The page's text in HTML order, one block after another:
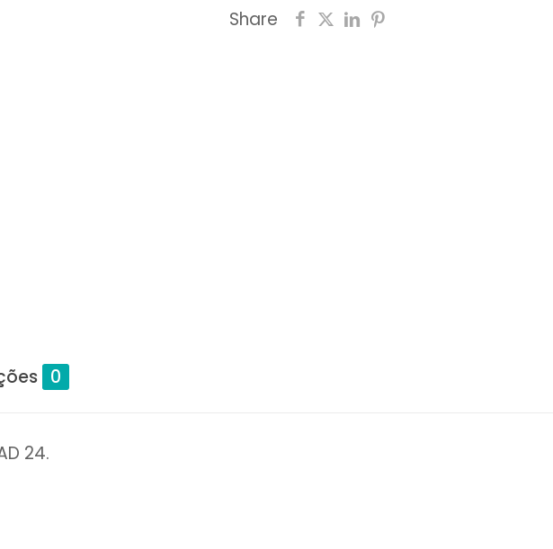
Share
0
24.